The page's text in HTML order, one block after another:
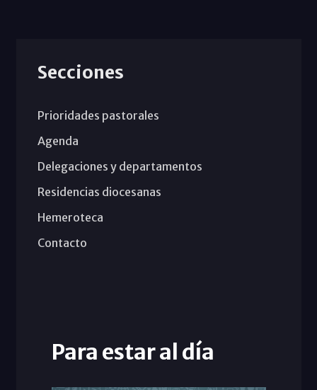
Secciones
Prioridades pastorales
Agenda
Delegaciones y departamentos
Residencias diocesanas
Hemeroteca
Contacto
Para estar al día